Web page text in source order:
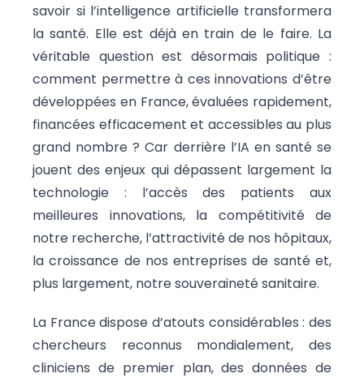
savoir si l’intelligence artificielle transformera
la santé. Elle est déjà en train de le faire. La
véritable question est désormais politique :
comment permettre à ces innovations d’être
développées en France, évaluées rapidement,
financées efficacement et accessibles au plus
grand nombre ? Car derrière l’IA en santé se
jouent des enjeux qui dépassent largement la
technologie : l’accès des patients aux
meilleures innovations, la compétitivité de
notre recherche, l’attractivité de nos hôpitaux,
la croissance de nos entreprises de santé et,
plus largement, notre souveraineté sanitaire.
La France dispose d’atouts considérables : des
chercheurs reconnus mondialement, des
cliniciens de premier plan, des données de